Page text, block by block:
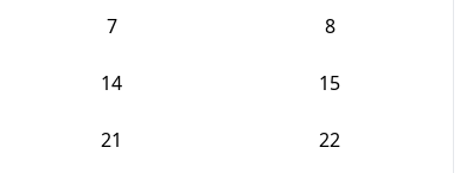
7 8
14 15
21 22